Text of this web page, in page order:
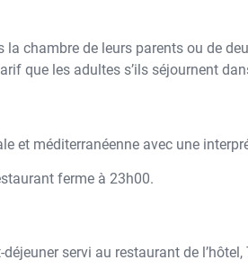
chambre de leurs parents ou de
que les adultes s’ils séjournent
et méditerranéenne avec une
ferme à 23h00.
servi au restaurant de